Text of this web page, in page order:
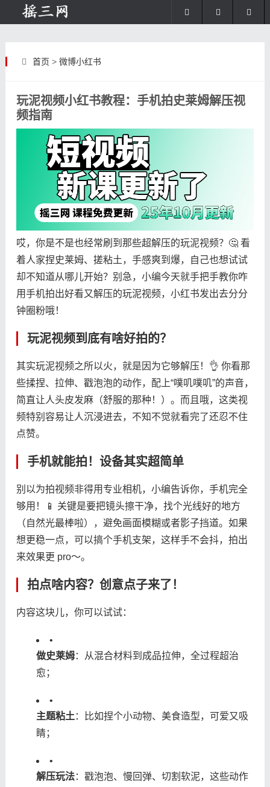
首页 > 微博小红书
玩泥视频小红书教程：手机拍史莱姆解压视
频指南
哎，你是不是也经常刷到那些超解压的玩泥视频？🤔 看
着人家捏史莱姆、搓粘土，手感爽到爆，自己也想试试
却不知道从哪儿开始？别急，小编今天就手把手教你咋
用手机拍出好看又解压的玩泥视频，小红书发出去分分
钟圈粉哦！
玩泥视频到底有啥好拍的？
其实玩泥视频之所以火，就是因为它够解压！👌 你看那
些揉捏、拉伸、戳泡泡的动作，配上“噗叽噗叽”的声音，
简直让人头皮发麻（舒服的那种！）。而且哦，这类视
频特别容易让人沉浸进去，不知不觉就看完了还忍不住
点赞。
手机就能拍！设备其实超简单
别以为拍视频非得用专业相机，小编告诉你，手机完全
够用！📱 关键是要把镜头擦干净，找个光线好的地方
（自然光最棒啦），避免画面模糊或者影子挡道。如果
想更稳一点，可以搞个手机支架，这样手不会抖，拍出
来效果更 pro～。
拍点啥内容？创意点子来了！
内容这块儿，你可以试试：
•
​做史莱姆​​：从混合材料到成品拉伸，全过程超治
愈；
•
​主题粘土​ ​：比如捏个小动物、美食造型，可爱又吸
睛；
•
​解压玩法​​：戳泡泡、慢回弹、切割软泥，这些动作